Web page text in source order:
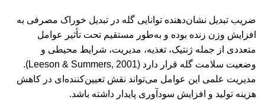
ضریب تبدیل نشان‌دهنده توانایی گله در تبدیل خوراک مصرفی به
افزایش وزن زنده بوده و به‌طور مستقیم تحت تأثیر عوامل
متعددی از جمله ژنتیک، تغذیه، مدیریت، شرایط محیطی و
وضعیت سلامت گله قرار دارد (Leeson & Summers, 2001).
مدیریت علمی این عوامل می‌تواند نقش تعیین‌کننده‌ای در کاهش
هزینه تولید و افزایش سودآوری پایدار داشته باشد.